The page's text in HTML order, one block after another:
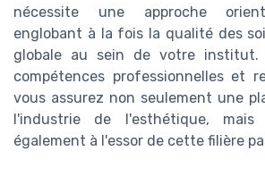
nécessite une approche
englobant à la fois la qualité des
globale au sein de votre
compétences professionnelles et
vous assurez non seulement une
l'industrie de l'esthétique, mais
également à l'essor de cette filière